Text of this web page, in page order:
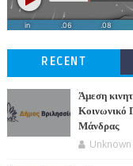
RECENT
Άμεση
Κοινωνικό
Μάνδρας
Unknown